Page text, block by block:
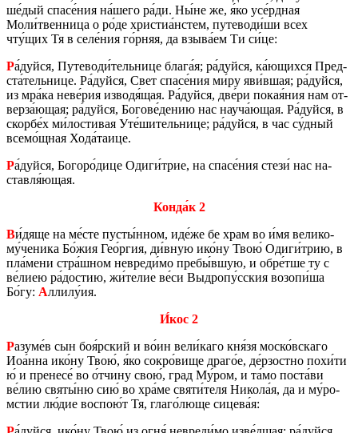
ше́дый спасе́ния на́шего ра́ди. Ны́не же, я́ко усе́рдная
Моли́твен­ни­ца о ро́де хри­стиа́нстем, пу­те­во­ди́ши всех
чту́щих Тя в селе́ния го́рняя, да взыва́ем Ти си́це:
Ра́дуйся, Пу­те­во­ди́тель­ни­це блага́я; ра́дуйся, ка́ющих­ся Пред­
ста́тель­ни­це. Ра́дуйся, Свет спасе́ния ми́ру яви́вшая; ра́дуйся,
из мра́ка неве́рия из­во­дя́щая. Ра́дуйся, две́ри покая́ния нам от­
вер­за́ющая; ра́дуйся, Бо­го­ве́дению нас науча́ющая. Ра́дуйся, в
скор­бе́х ми́ло­сти­вая Уте́ши­тель­ни­це; ра́дуйся, в час су́дный
всемо́щная Хода́таице.
Ра́дуйся, Бо­го­ро́дице Одиги́трие, на спасе́ния стези́ нас на­
став­ля́ющая.
Конда́к 2
Ви́дяще на ме́сте пусты́нном, иде́же бе храм во и́мя ве­ли­ко­
му́че­ни­ка Бо́жия Гео́ргия, ди́вную ико́ну Твою́ Одиги́трию, в
пла́мени стра́шном невре­ди́мо пребы́вшую, и обре́тше ту с
ве́лиею ра́до­стию, жи́телие ве́си Выд­ро­пу́сския возо­пи́ша
Бо́гу: Аллилу́ия.
И́кос 2
Разуме́в сын боя́рский и во́ин вели́каго кня́зя моско́вска­го
Иоа́нна ико́ну Твою́, я́ко сокро́вище драго́е, де́рзост­но похи́ти
ю́ и пре­не­се́ во о́тчину свою́, град Му́ром, и та́мо поста́ви
ве́лию святы́ню сию́ во хра́ме святи́теля Ни­ко­ла́я, да и му́ро­
мстии лю́дие вос­пою́т Тя, глаго́люще си­це­ва́я: